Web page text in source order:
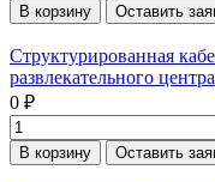
В корзину Оставить
Структурированная
развлекательного
0 ₽
В корзину Оставить